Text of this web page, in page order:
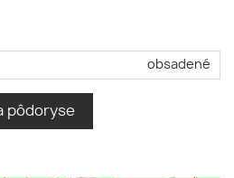
obsadené
pôdoryse